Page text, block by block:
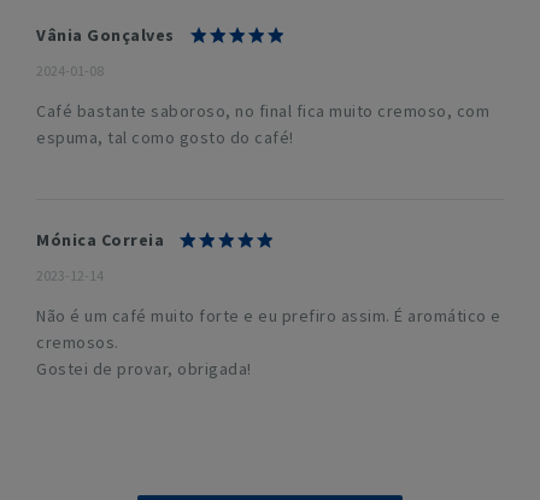
Vânia Gonçalves
2024-01-08
Café bastante saboroso, no final fica muito cremoso, com
espuma, tal como gosto do café!
Mónica Correia
2023-12-14
Não é um café muito forte e eu prefiro assim. É aromático e
cremosos.
Gostei de provar, obrigada!